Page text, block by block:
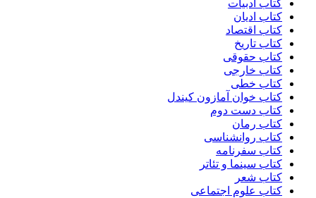
کتاب ادبیات
کتاب ادیان
کتاب اقتصاد
کتاب تاریخ
کتاب حقوقی
کتاب خارجی
کتاب خطی
کتاب خوان آمازون کیندل
کتاب دست دوم
کتاب رمان
کتاب روانشناسی
کتاب سفرنامه
کتاب سینما و تئاتر
کتاب شعر
کتاب علوم اجتماعی